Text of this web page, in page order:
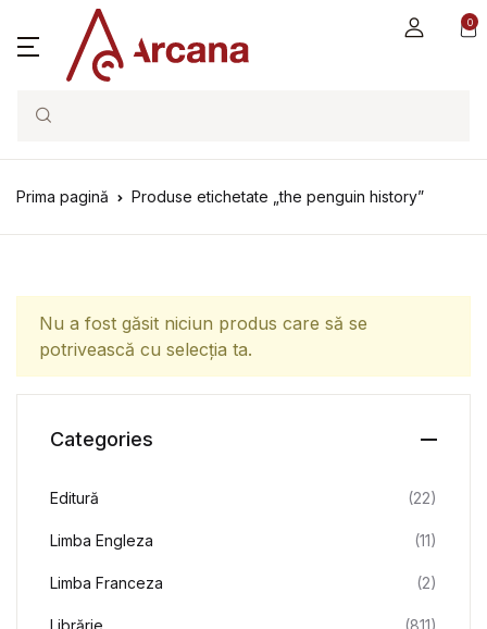
0
Search
Prima pagină Produse etichetate „the penguin history”
Nu a fost găsit niciun produs care să se
potrivească cu selecția ta.
Categories
Editură (22)
Limba Engleza (11)
Limba Franceza (2)
Librărie (811)